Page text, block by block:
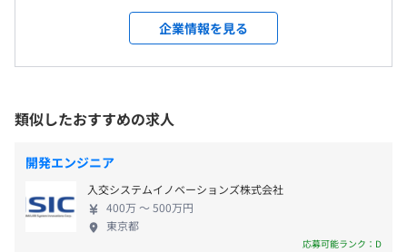
和8年6月現在）
会社の定める場所（テレワークをおこなう場所を含む）
本社：「浜松町駅」より徒歩2分
平均残業時間：月平均10時間
週休2日制（土日祝日）、年次有給休暇（6カ月経過後10
通勤手当（実費支給※上限あり／月額30,000円）
地方の活性化に取り組んでいます。 SIer企業である
親会社と連携を図り、主に自社で開発中のSDX（販売
管理システム）やSTR（就業管理システム／スマート
最先端の技術に触れ、スキルアップできるチャンス
が豊富です！ また、当社では、【すべての社員がそ
れぞれのライフステージに合わせて活躍できる環
境】を提供しています。 ◎高知の美しい自然の中
で、集中して開発に取り組むもよし ◎活気あふれる
都市で、最新の技術に触れるもよし あなたのライフ
スタイルに合わせて、柔軟な働き方が可能です。 ひ
企業情報を見る
類似したおすすめの求人
開発エンジニア
入交システムイノベーションズ株式会社
400万 〜 500万円
東京都
応募可能ランク：D